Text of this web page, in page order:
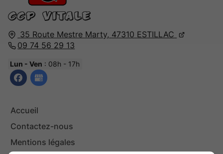
35 Route Mestre Marty, 47310 ESTILLAC
09 74 56 29 13
Lun - Ven : 08h - 17h
Accueil
Contactez-nous
Mentions légales